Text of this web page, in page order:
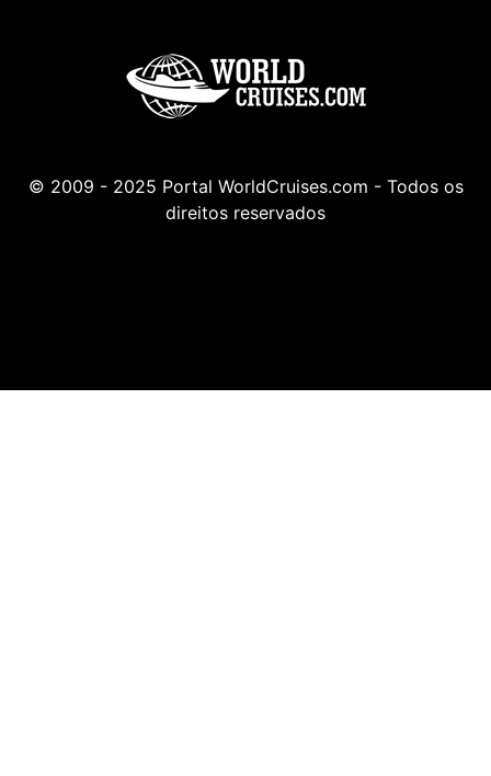
© 2009 - 2025 Portal WorldCruises.com - Todos os
direitos reservados